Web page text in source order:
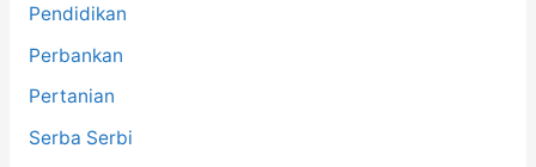
Pendidikan
Perbankan
Pertanian
Serba Serbi